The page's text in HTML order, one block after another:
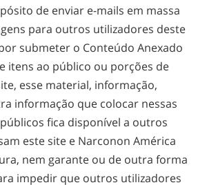
de enviar e-mails em massa
para outros utilizadores deste
submeter o Conteúdo Anexado
itens ao público ou porções de
esse material, informação,
informação que colocar nessas
fica disponível a outros
este site e Narconon América
nem garante ou de outra forma
impedir que outros utilizadores